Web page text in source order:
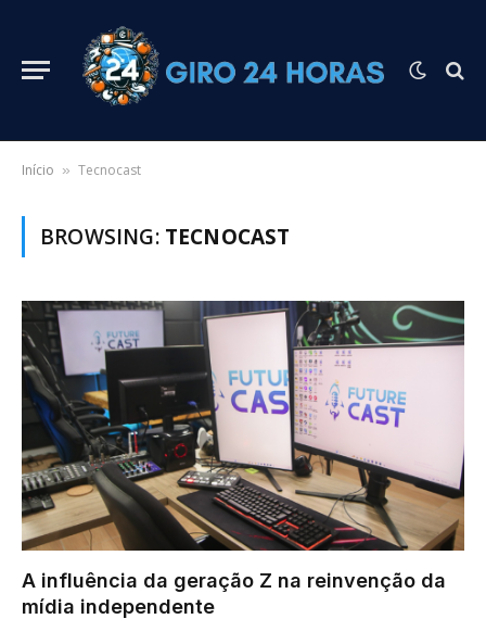
Início » Tecnocast
BROWSING: TECNOCAST
A influência da geração Z na reinvenção da
mídia independente